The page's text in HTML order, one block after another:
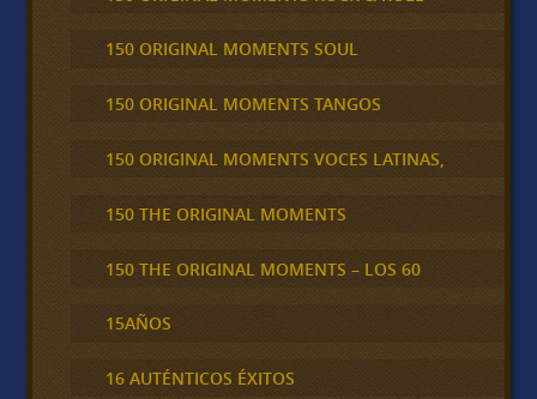
150 ORIGINAL MOMENTS SOUL
150 ORIGINAL MOMENTS TANGOS
150 ORIGINAL MOMENTS VOCES LATINAS,
150 THE ORIGINAL MOMENTS
150 THE ORIGINAL MOMENTS – LOS 60
15AÑOS
16 AUTÉNTICOS ÉXITOS